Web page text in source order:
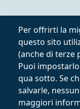
Per offrirti la
questo sito
(anche di terze
Puoi
qua sotto. Se
salvarle,
maggiori